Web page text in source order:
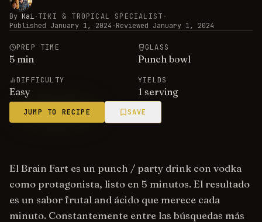
By Kai·TIKI & TROPICAL SPECIALIST ·
Published January 1, 2024 ·Reviewed January 1, 2024
PREP TIME
5 min
GLASS
Punch bowl
DIFFICULTY
Easy
YIELDS
1 serving
JUMP TO RECIPE SAVE
El Brain Fart es un punch / party drink con vodka
como protagonista, listo en 5 minutos. El resultado
es un sabor frutal and ácido que merece cada
minuto. Constantemente entre las búsquedas más